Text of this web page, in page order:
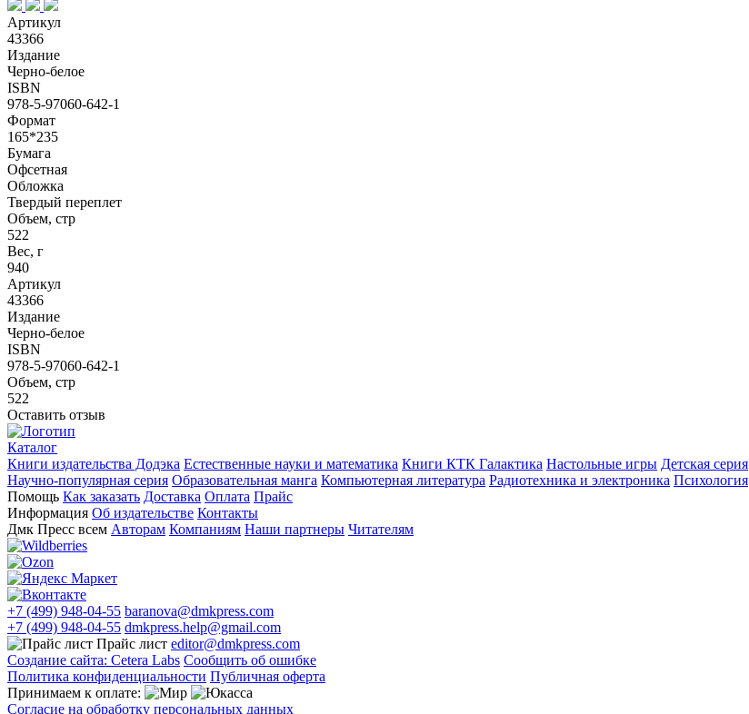
Артикул
43366
Издание
Черно-белое
ISBN
978-5-97060-642-1
Формат
165*235
Бумага
Офсетная
Обложка
Твердый переплет
Объем, стр
522
Вес, г
940
Артикул
43366
Издание
Черно-белое
ISBN
978-5-97060-642-1
Объем, стр
522
Оставить отзыв
Каталог
Книги издательства Додэка Естественные науки и математика Книги КТК Галактика Настольные игры Детская серия
Научно-популярная серия Образовательная манга Компьютерная литература Радиотехника и электроника Психология
Помощь Как заказать Доставка Оплата Прайс
Информация Об издательстве Контакты
Дмк Пресс всем Авторам Компаниям Наши партнеры Читателям
+7 (499) 948-04-55 baranova@dmkpress.com
+7 (499) 948-04-55 dmkpress.help@gmail.com
Прайс лист editor@dmkpress.com
Создание сайта: Cetera Labs Сообщить об ошибке
Политика конфиденциальности Публичная оферта
Принимаем к оплате:
Согласие на обработку персональных данных